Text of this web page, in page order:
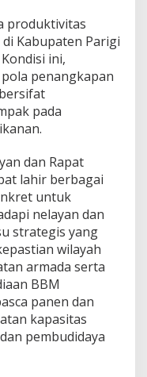
produktivitas
Kabupaten Parigi
ini,
penangkapan
pada
dan Rapat
lahir berbagai
untuk
nelayan dan
strategis yang
wilayah
armada serta
BBM
panen dan
kapasitas
pembudidaya